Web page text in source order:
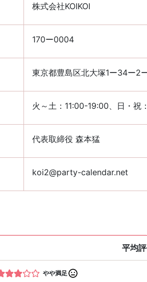
株式会社KOIKOI
170ー0004
東京都豊島区北大塚1ー34ー2
火～土：11:00-19:00、日・祝
代表取締役 森本猛
koi2@party-calendar.net
平均
やや満足